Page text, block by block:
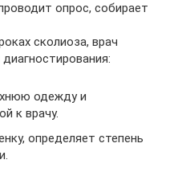
опрос, собирает
сколиоза, врач
одежду и
к врачу.
определяет степень